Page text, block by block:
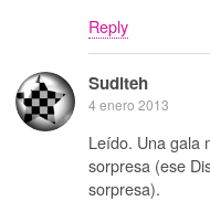
Reply
Suditeh
4 enero 2013
Leído. Una gala
sorpresa (ese
sorpresa).